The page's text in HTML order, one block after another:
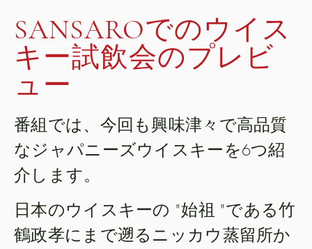
SANSAROでのウイス
キー試飲会のプレビ
ュー
番組では、今回も興味津々で高品質
なジャパニーズウイスキーを6つ紹
介します。
日本のウイスキーの "始祖 "である竹
鶴政孝にまで遡るニッカウ蒸留所か